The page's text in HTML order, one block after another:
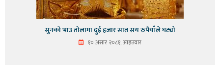
सुनको भाउ तोलामा दुई हजार सात सय रुपैयाँले घट्यो
१० असार २०८१, आइतवार